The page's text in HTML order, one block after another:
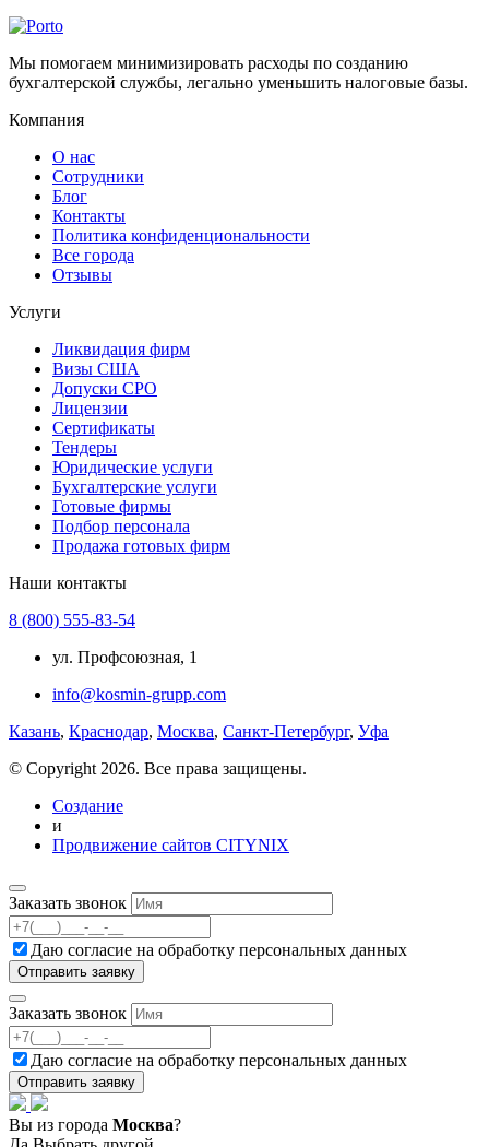
Мы помогаем минимизировать расходы по созданию
бухгалтерской службы, легально уменьшить налоговые базы.
Компания
О нас
Сотрудники
Блог
Контакты
Политика конфиденциональности
Все города
Отзывы
Услуги
Ликвидация фирм
Визы США
Допуски СРО
Лицензии
Сертификаты
Тендеры
Юридические услуги
Бухгалтерские услуги
Готовые фирмы
Подбор персонала
Продажа готовых фирм
Наши контакты
8 (800) 555-83-54
ул. Профсоюзная, 1
info@kosmin-grupp.com
Казань, Краснодар, Москва, Санкт-Петербург, Уфа
© Copyright 2026. Все права защищены.
Создание
и
Продвижение сайтов CITYNIX
Заказать звонок
Даю согласие на обработку персональных данных
Заказать звонок
Даю согласие на обработку персональных данных
Вы из города Москва?